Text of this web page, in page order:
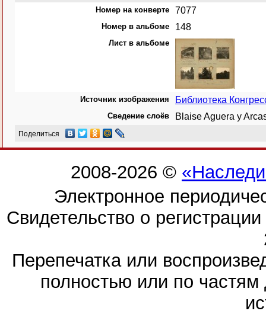
Номер на конверте 7077
Номер в альбоме 148
Лист в альбоме
Источник изображения Библиотека
Сведение слоёв Blaise Aguera y
Поделиться
2008-2026 ©
Электронное
Свидетельство о
Перепечатка или
полностью или по частям